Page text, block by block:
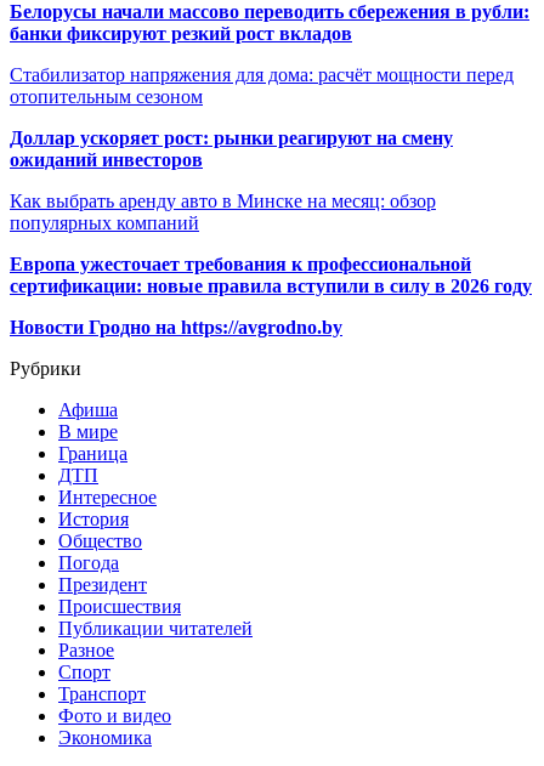
Белорусы начали массово переводить сбережения в рубли:
банки фиксируют резкий рост вкладов
Стабилизатор напряжения для дома: расчёт мощности перед
отопительным сезоном
Доллар ускоряет рост: рынки реагируют на смену
ожиданий инвесторов
Как выбрать аренду авто в Минске на месяц: обзор
популярных компаний
Европа ужесточает требования к профессиональной
сертификации: новые правила вступили в силу в 2026 году
Новости Гродно на https://avgrodno.by
Рубрики
Афиша
В мире
Граница
ДТП
Интересное
История
Общество
Погода
Президент
Происшествия
Публикации читателей
Разное
Спорт
Транспорт
Фото и видео
Экономика